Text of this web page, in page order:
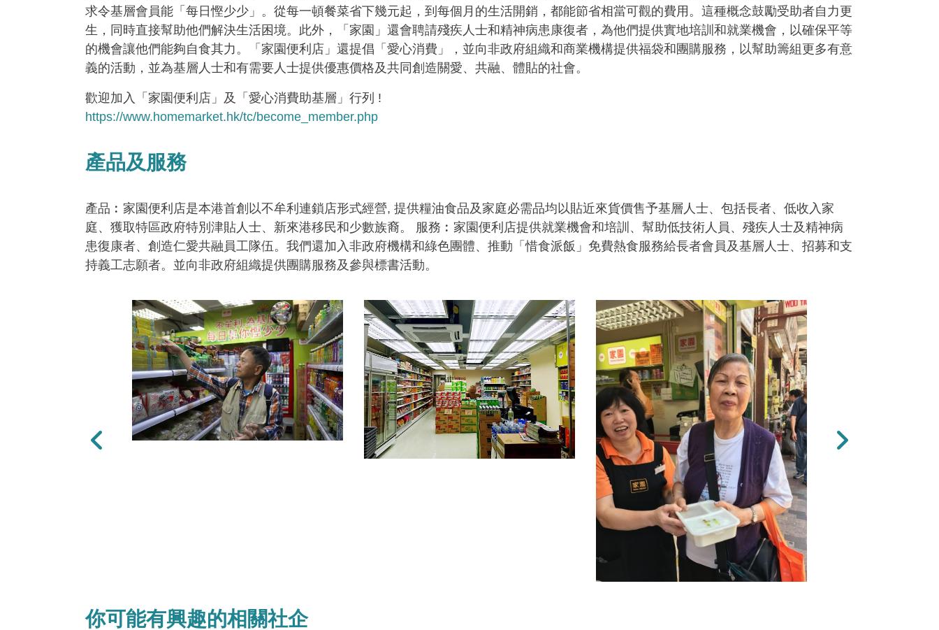
求令基層會員能「每日慳少少」。從每一頓餐菜省下幾元起，到每個月的生活開銷，都能節省相當可觀的費用。這種概念鼓勵受助者自力更
生，同時直接幫助他們解決生活困境。此外，「家園」還會聘請殘疾人士和精神病患康復者，為他們提供實地培訓和就業機會，以確保平等
的機會讓他們能夠自食其力。「家園便利店」還提倡「愛心消費」，並向非政府組織和商業機構提供福袋和團購服務，以幫助籌組更多有意
義的活動，並為基層人士和有需要人士提供優惠價格及共同創造關愛、共融、體貼的社會。
歡迎加入「家園便利店」及「愛心消費助基層」行列 !
https://www.homemarket.hk/tc/become_member.php
產品及服務
產品︰家園便利店是本港首創以不牟利連鎖店形式經營, 提供糧油食品及家庭必需品均以貼近來貨價售予基層人士、包括長者、低收入家
庭、獲取特區政府特別津貼人士、新來港移民和少數族裔。 服務︰家園便利店提供就業機會和培訓、幫助低技術人員、殘疾人士及精神病
患復康者、創造仁愛共融員工隊伍。我們還加入非政府機構和綠色團體、推動「惜食派飯」免費熱食服務給長者會員及基層人士、招募和支
持義工志願者。並向非政府組織提供團購服務及參與標書活動。
上一張 下一張
你可能有興趣的相關社企